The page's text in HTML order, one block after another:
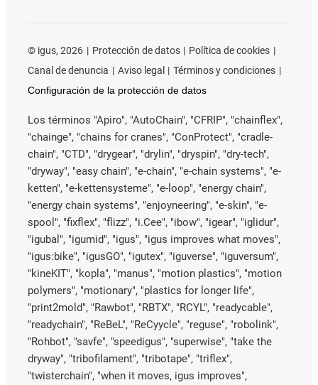
© igus, 2026 Protección de datos
Política de cookies
Canal de denuncia
Aviso legal
Términos y condiciones
Configuración de la protección de datos
Los términos "Apiro", "AutoChain", "CFRIP", "chainflex",
"chainge", "chains for cranes", "ConProtect", "cradle-
chain", "CTD", "drygear", "drylin", "dryspin", "dry-tech",
"dryway", "easy chain", "e-chain", "e-chain systems", "e-
ketten", "e-kettensysteme", "e-loop", "energy chain",
"energy chain systems", "enjoyneering", "e-skin", "e-
spool", "fixflex", "flizz", "i.Cee", "ibow", "igear", "iglidur",
"igubal", "igumid", "igus", "igus improves what moves",
"igus:bike", "igusGO", "igutex", "iguverse", "iguversum",
"kineKIT", "kopla", "manus", "motion plastics", "motion
polymers", "motionary", "plastics for longer life",
"print2mold", "Rawbot", "RBTX", "RCYL", "readycable",
"readychain", "ReBeL", "ReCyycle", "reguse", "robolink",
"Rohbot", "savfe", "speedigus", "superwise", "take the
dryway", "tribofilament", "tribotape", "triflex",
"twisterchain", "when it moves, igus improves",